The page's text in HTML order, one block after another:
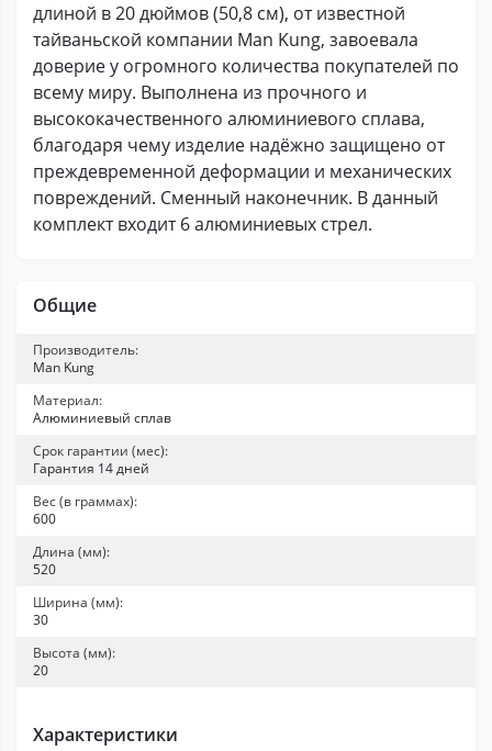
длиной в 20 дюймов (50,8 см), от известной
тайваньской компании Man Kung, завоевала
доверие у огромного количества покупателей по
всему миру. Выполнена из прочного и
высококачественного алюминиевого сплава,
благодаря чему изделие надёжно защищено от
преждевременной деформации и механических
повреждений. Сменный наконечник. В данный
комплект входит 6 алюминиевых стрел.
Общие
Производитель:
Man Kung
Материал:
Алюминиевый сплав
Срок гарантии (мес):
Гарантия 14 дней
Вес (в граммах):
600
Длина (мм):
520
Ширина (мм):
30
Высота (мм):
20
Характеристики